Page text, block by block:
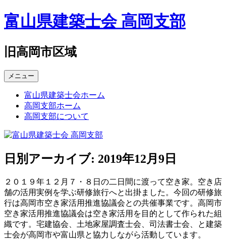
コ
ン
ン
ツ
へ
ス
富山県建築士会 高岡支部
旧高岡市区域
メニュー
富山県建築士会ホーム
高岡支部ホーム
高岡支部について
日別アーカイブ: 2019年12月9日
２０１９年１２月７・８日の二日間に渡って空き家。空き店
舗の活用実例を学ぶ研修旅行へと出掛ました。今回の研修旅
行は高岡市空き家活用推進協議会との共催事業です。高岡市
空き家活用推進協議会は空き家活用を目的として作られた組
織です。宅建協会、土地家屋調査士会、司法書士会、と建築
士会が高岡市や富山県と協力しながら活動しています。